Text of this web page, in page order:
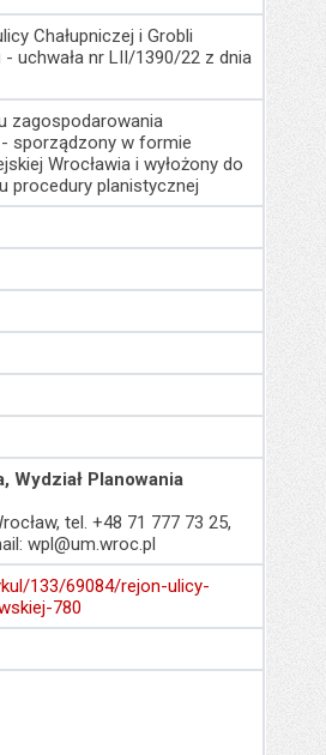
Chałupniczej i Grobli
uchwała nr LII/1390/22 z dnia
zagospodarowania
sporządzony w formie
Wrocławia i wyłożony do
procedury planistycznej
Wydział Planowania
tel. +48 71 777 73 25,
wpl@um.wroc.pl
133/69084/rejon-ulicy-
780